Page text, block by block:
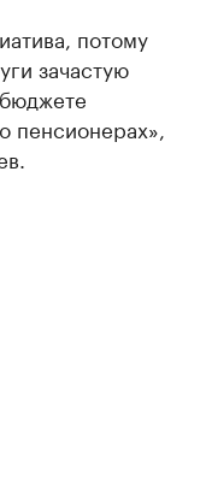
потому
зачастую
пенсионерах»,